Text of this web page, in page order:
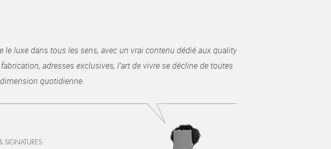
luxe dans tous les sens, avec un vrai contenu dédié aux quality
adresses exclusives, l’art de vivre se décline de toutes
quotidienne.
SIGNATURES